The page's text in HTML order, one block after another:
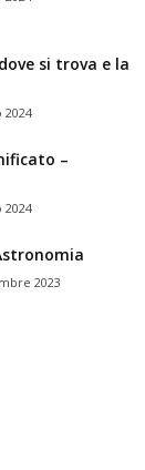
si trova e la
2024
–
2024
2023